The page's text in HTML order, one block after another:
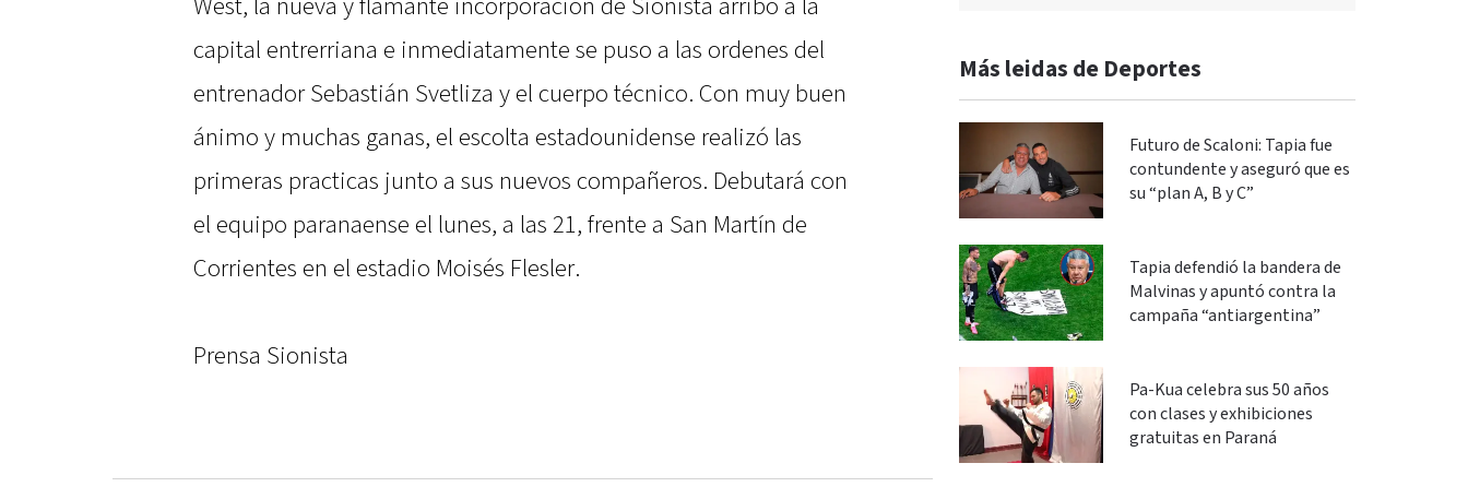
West, la nueva y flamante incorporación de Sionista arribó a la
capital entrerriana e inmediatamente se puso a las ordenes del
entrenador Sebastián Svetliza y el cuerpo técnico. Con muy buen
ánimo y muchas ganas, el escolta estadounidense realizó las
primeras practicas junto a sus nuevos compañeros. Debutará con
el equipo paranaense el lunes, a las 21, frente a San Martín de
Corrientes en el estadio Moisés Flesler.
Prensa Sionista
Más leidas de Deportes
Futuro de Scaloni: Tapia fue
contundente y aseguró que es
su “plan A, B y C”
Tapia defendió la bandera de
Malvinas y apuntó contra la
campaña “antiargentina”
Pa-Kua celebra sus 50 años
con clases y exhibiciones
gratuitas en Paraná